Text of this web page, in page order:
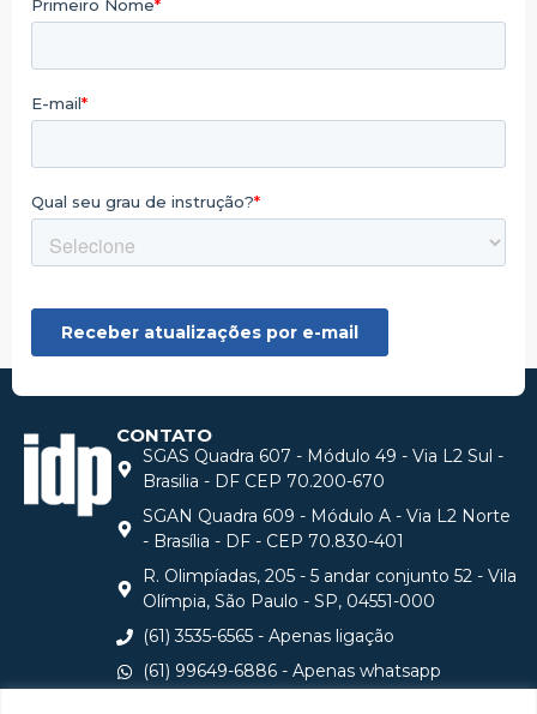
CONTATO
SGAS Quadra 607 - Módulo 49 - Via L2 Sul -
Brasilia - DF CEP 70.200-670
SGAN Quadra 609 - Módulo A - Via L2 Norte
- Brasília - DF - CEP 70.830-401
R. Olimpíadas, 205 - 5 andar conjunto 52 - Vila
Olímpia, São Paulo - SP, 04551-000
(61) 3535-6565 - Apenas ligação
(61) 99649-6886 - Apenas whatsapp